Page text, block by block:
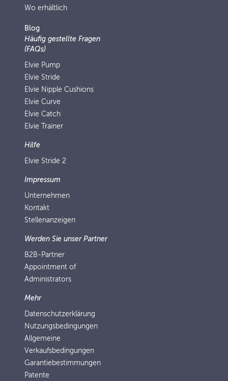
Wo erhältlich
Blog
Häufig gestellte Fragen
(FAQs)
Elvie Pump
Elvie Stride
Elvie Nipple Cushions
Elvie Curve
Elvie Catch
Elvie Trainer
Hilfe
Elvie Stride 2
Impressum
Unternehmen
Kontakt
Stellenanzeigen
Werden Sie unser Partner
B2B-Partner
Appointment of
Administrators
Mehr
Datenschutzerklärung
Nutzungsbedingungen
Allgemeine
Verkaufsbedingungen
Garantiebestimmungen
Patente